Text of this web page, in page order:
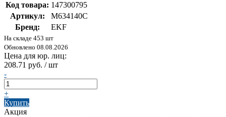
Код товара: 147300795
Артикул:
M634140C
Бренд:
EKF
На складе 453 шт
Обновлено 08.08.2026
Цена для юр. лиц:
208.71 руб. / шт
-
+
Купить
Акция